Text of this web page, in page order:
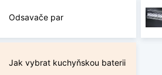
Odsavače par
Jak vybrat kuchyňskou baterii